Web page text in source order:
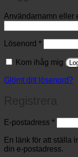
Användarnamn eller
Lösenord *
Kom ihåg mig
Glömt ditt lösenord?
E-postadress *
En länk för att ställa
din e-postadress.